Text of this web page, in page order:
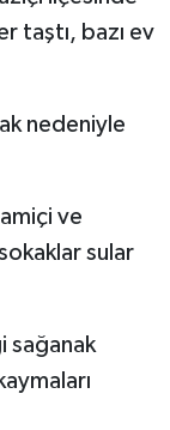
taştı, bazı ev
nedeniyle
ve
sular
sağanak